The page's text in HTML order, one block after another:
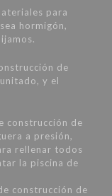
para
hormigón,
de
y el
construcción de
a presión,
rellenar todos
la piscina de
construcción de